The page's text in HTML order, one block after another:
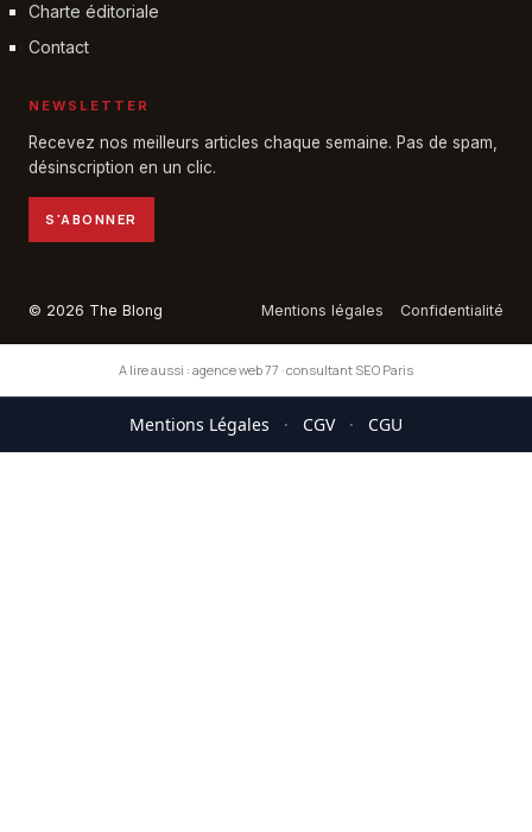
Charte éditoriale
Contact
NEWSLETTER
Recevez nos meilleurs articles chaque semaine. Pas de spam,
désinscription en un clic.
S'ABONNER
© 2026 The Blong Mentions légales Confidentialité
A lire aussi : agence web 77 ·consultant SEO Paris
Mentions Légales · CGV · CGU